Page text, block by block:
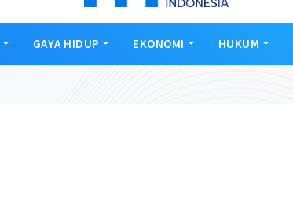
GAYA HIDUP EKONOMI HUKUM